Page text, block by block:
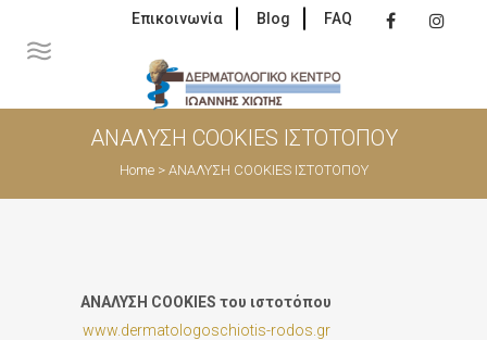
Επικοινωνία Blog FAQ
ΑΝΑΛΥΣΗ COOKIES ΙΣΤΟΤΟΠΟΥ
Home> ΑΝΑΛΥΣΗ COOKIES ΙΣΤΟΤΟΠΟΥ
ΑΝΑΛΥΣΗ COOKIES του ιστοτόπου
www.dermatologoschiotis-rodos.gr